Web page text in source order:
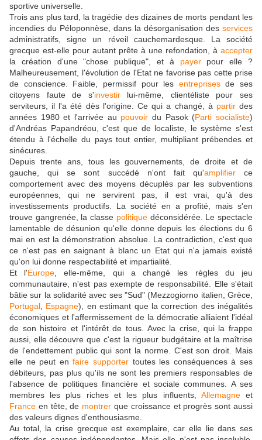
sportive universelle.
Trois ans plus tard, la tragédie des dizaines de morts pendant les
incendies du Péloponnèse, dans la désorganisation des services
administratifs, signe un réveil cauchemardesque. La société
grecque est-elle pour autant prête à une refondation, à accepter
la création d'une "chose publique", et à payerpour elle ?
Malheureusement, l'évolution de l'Etat ne favorise pas cette prise
de conscience. Faible, permissif pour les entreprisesde ses
citoyens faute de s'investirlui-même, clientéliste pour ses
serviteurs, il l'a été dès l'origine. Ce qui a changé, à partirdes
années 1980 et l'arrivée au pouvoir du Pasok (Parti socialiste)
d'Andréas Papandréou, c'est que de localiste, le système s'est
étendu à l'échelle du pays tout entier, multipliant prébendes et
sinécures.
Depuis trente ans, tous les gouvernements, de droite et de
gauche, qui se sont succédé n'ont fait qu'amplifierce
comportement avec des moyens décuplés par les subventions
européennes, qui ne servirent pas, il est vrai, qu'à des
investissements productifs. La société en a profité, mais s'en
trouve gangrenée, la classe politiquedéconsidérée. Le spectacle
lamentable de désunion qu'elle donne depuis les élections du 6
mai en est la démonstration absolue. La contradiction, c'est que
ce n'est pas en saignant à blanc un Etat qui n'a jamais existé
qu'on lui donne respectabilité et impartialité.
Et l'Europe , elle-même, qui a changé les règles du jeu
communautaire, n'est pas exempte de responsabilité. Elle s'était
bâtie sur la solidarité avec ses "Sud" (Mezzogiorno italien, Grèce,
Portugal
Espagne), en estimant que la correction des inégalités
économiques et l'affermissement de la démocratie alliaient l'idéal
de son histoire et l'intérêt de tous. Avec la crise, qui la frappe
aussi, elle découvre que c'est la rigueur budgétaire et la maîtrise
de l'endettement public qui sont la norme. C'est son droit. Mais
elle ne peut enfaire supporter toutes les conséquences à ses
débiteurs, pas plus qu'ils ne sont les premiers responsables de
l'absence de politiques financière et sociale communes. A ses
membres les plus riches et les plus influents, Allemagneet
France en tête, de montrer que croissance et progrès sont aussi
des valeurs dignes d'enthousiasme.
Au total, la crise grecque est exemplaire, car elle lie dans ses